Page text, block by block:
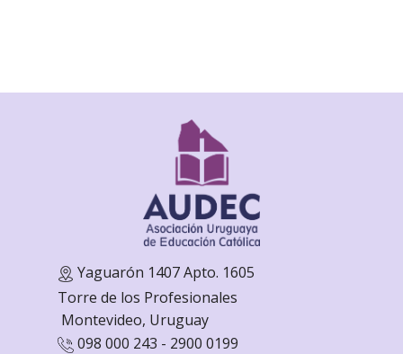
Yaguarón 1407 Apto. 1605
Torre de los Profesionales
Montevideo, Uruguay
098 000 243 - 2900 0199